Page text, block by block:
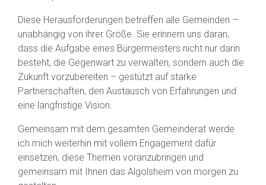
Diese Herausforderungen betreffen alle Gemeinden –
unabhängig von ihrer Größe. Sie erinnern uns daran,
dass die Aufgabe eines Bürgermeisters nicht nur darin
besteht, die Gegenwart zu verwalten, sondern auch die
Zukunft vorzubereiten – gestützt auf starke
Partnerschaften, den Austausch von Erfahrungen und
eine langfristige Vision.
Gemeinsam mit dem gesamten Gemeinderat werde
ich mich weiterhin mit vollem Engagement dafür
einsetzen, diese Themen voranzubringen und
gemeinsam mit Ihnen das Algolsheim von morgen zu